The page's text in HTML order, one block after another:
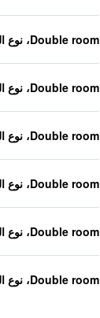
Double room، نوع السرير غير معروف
Double room، نوع السرير غير معروف
Double room، نوع السرير غير معروف
Double room، نوع السرير غير معروف
Double room، نوع السرير غير معروف
Double room، نوع السرير غير معروف